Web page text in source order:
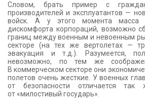
Словом, брать пример с
производителей и эксплуатантов —
войск. А у этого момента масса
дискомфорта корпораций, возможно
границ между военным и невоенным
секторе (на тех же вертолетах —
эвакуация и т.д.). Разумеется,
невозможно, по тем же
В коммерческом секторе они
полетов очень жесткие. У военных
от безопасности отличается так
от «милостивый государь».